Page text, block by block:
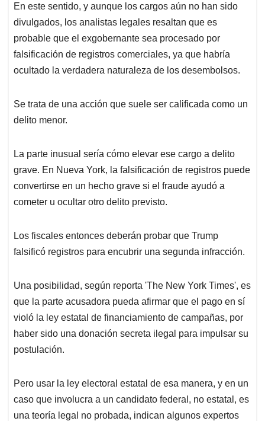
En este sentido, y aunque los cargos aún no han sido
divulgados, los analistas legales resaltan que es
probable que el exgobernante sea procesado por
falsificación de registros comerciales, ya que habría
ocultado la verdadera naturaleza de los desembolsos.
Se trata de una acción que suele ser calificada como un
delito menor.
La parte inusual sería cómo elevar ese cargo a delito
grave. En Nueva York, la falsificación de registros puede
convertirse en un hecho grave si el fraude ayudó a
cometer u ocultar otro delito previsto.
Los fiscales entonces deberán probar que Trump
falsificó registros para encubrir una segunda infracción.
Una posibilidad, según reporta 'The New York Times', es
que la parte acusadora pueda afirmar que el pago en sí
violó la ley estatal de financiamiento de campañas, por
haber sido una donación secreta ilegal para impulsar su
postulación.
Pero usar la ley electoral estatal de esa manera, y en un
caso que involucra a un candidato federal, no estatal, es
una teoría legal no probada, indican algunos expertos